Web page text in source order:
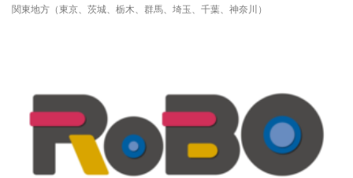
関東地方（東京、茨城、栃木、群馬、埼玉、千葉、神奈川）